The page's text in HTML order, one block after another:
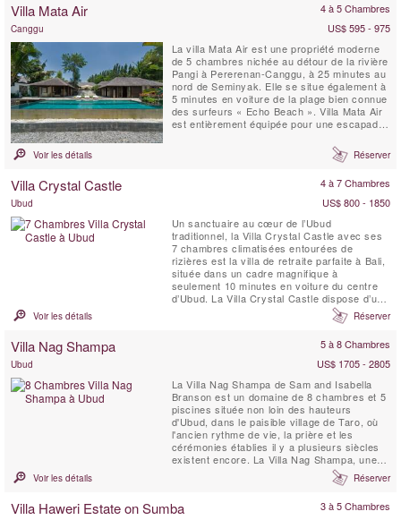
Villa Mata Air 4 à 5 Chambres
Canggu
US$ 595 - 975
La villa Mata Air est une propriété moderne
de 5 chambres nichée au détour de la rivière
Pangi à Pererenan-Canggu, à 25 minutes au
nord de Seminyak. Elle se situe également à
5 minutes en voiture de la plage bien connue
des surfeurs « Echo Beach ». Villa Mata Air
est entièrement équipée pour une escapade
style balinais ouvert avec celui de la vie
Voir les détails Réserver
Villa Crystal Castle 4 à 7 Chambres
Ubud
US$ 800 - 1850
Un sanctuaire au cœur de l’Ubud
traditionnel, la Villa Crystal Castle avec ses
7 chambres climatisées entourées de
rizières est la villa de retraite parfaite à Bali,
située dans un cadre magnifique à
seulement 10 minutes en voiture du centre
d’Ubud. La Villa Crystal Castle dispose d’une
grande piscine de 18 x 5 mètres de taille
comparable à celle d’un complexe hôtelier,
Soins Spa, le tout niché dans un vaste jardin
Voir les détails Réserver
Villa Nag Shampa 5 à 8 Chambres
Ubud
US$ 1705 - 2805
La Villa Nag Shampa de Sam and Isabella
Branson est un domaine de 8 chambres et 5
piscines située non loin des hauteurs
d'Ubud, dans le paisible village de Taro, où
l'ancien rythme de vie, la prière et les
cérémonies établies il y a plusieurs siècles
existent encore. La Villa Nag Shampa, une
villa de retraite privée, offre une architecture
javanaise traditionnelle de style Joglo,
personnel dévoué à plein temps et un chef ...
Voir les détails Réserver
Villa Haweri Estate on Sumba 3 à 5 Chambres